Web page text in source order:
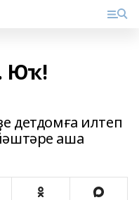
Юҡ!
детдомға илтеп
аша